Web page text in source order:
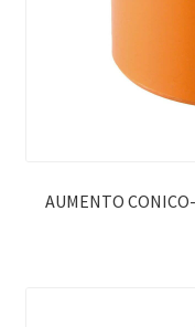
AUMENTO